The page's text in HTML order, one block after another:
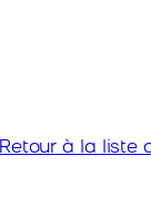
Retour à la liste